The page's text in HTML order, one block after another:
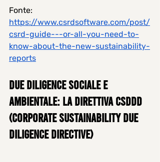
Fonte:
https://www.csrdsoftware.com/post/
csrd-guide---or-all-you-need-to-
know-about-the-new-sustainability-
reports
Due diligence sociale e
ambientale: la direttiva CSDDD
(Corporate Sustainability Due
Diligence Directive)